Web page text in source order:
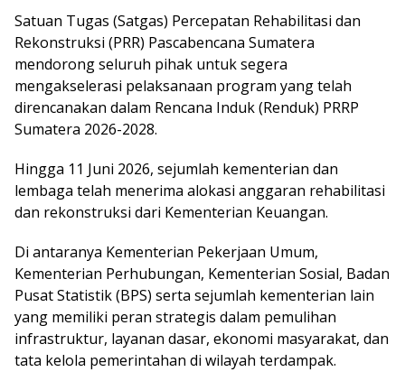
Satuan Tugas (Satgas) Percepatan Rehabilitasi dan
Rekonstruksi (PRR) Pascabencana Sumatera
mendorong seluruh pihak untuk segera
mengakselerasi pelaksanaan program yang telah
direncanakan dalam Rencana Induk (Renduk) PRRP
Sumatera 2026-2028.
Hingga 11 Juni 2026, sejumlah kementerian dan
lembaga telah menerima alokasi anggaran rehabilitasi
dan rekonstruksi dari Kementerian Keuangan.
Di antaranya Kementerian Pekerjaan Umum,
Kementerian Perhubungan, Kementerian Sosial, Badan
Pusat Statistik (BPS) serta sejumlah kementerian lain
yang memiliki peran strategis dalam pemulihan
infrastruktur, layanan dasar, ekonomi masyarakat, dan
tata kelola pemerintahan di wilayah terdampak.